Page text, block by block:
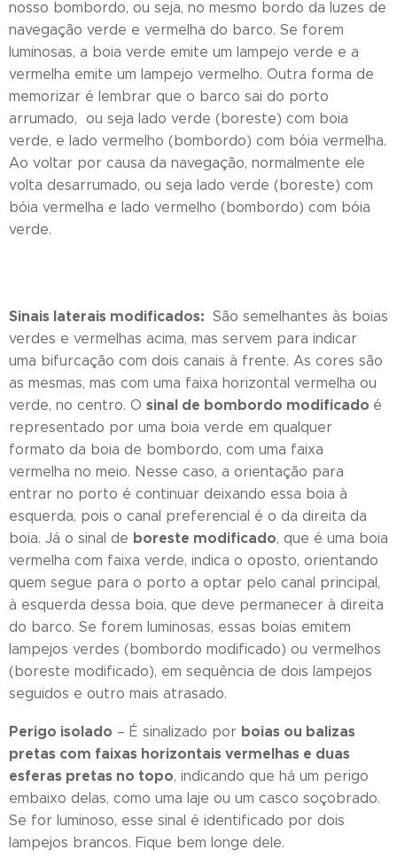
nosso bombordo, ou seja, no mesmo bordo da luzes de
navegação verde e vermelha do barco. Se forem
luminosas, a boia verde emite um lampejo verde e a
vermelha emite um lampejo vermelho. Outra forma de
memorizar é lembrar que o barco sai do porto
arrumado, ou seja lado verde (boreste) com boia
verde, e lado vermelho (bombordo) com bóia vermelha.
Ao voltar por causa da navegação, normalmente ele
volta desarrumado, ou seja lado verde (boreste) com
bóia vermelha e lado vermelho (bombordo) com bóia
verde.
Sinais laterais modificados: São semelhantes às boias
verdes e vermelhas acima, mas servem para indicar
uma bifurcação com dois canais à frente. As cores são
as mesmas, mas com uma faixa horizontal vermelha ou
verde, no centro. O sinal de bombordo modificado é
representado por uma boia verde em qualquer
formato da boia de bombordo, com uma faixa
vermelha no meio. Nesse caso, a orientação para
entrar no porto é continuar deixando essa boia à
esquerda, pois o canal preferencial é o da direita da
boia. Já o sinal de boreste modificado, que é uma boia
vermelha com faixa verde, indica o oposto, orientando
quem segue para o porto a optar pelo canal principal,
à esquerda dessa boia, que deve permanecer à direita
do barco. Se forem luminosas, essas boias emitem
lampejos verdes (bombordo modificado) ou vermelhos
(boreste modificado), em sequência de dois lampejos
seguidos e outro mais atrasado.
Perigo isolado – É sinalizado por boias ou balizas
pretas com faixas horizontais vermelhas e duas
esferas pretas no topo, indicando que há um perigo
embaixo delas, como uma laje ou um casco soçobrado.
Se for luminoso, esse sinal é identificado por dois
lampejos brancos. Fique bem longe dele.